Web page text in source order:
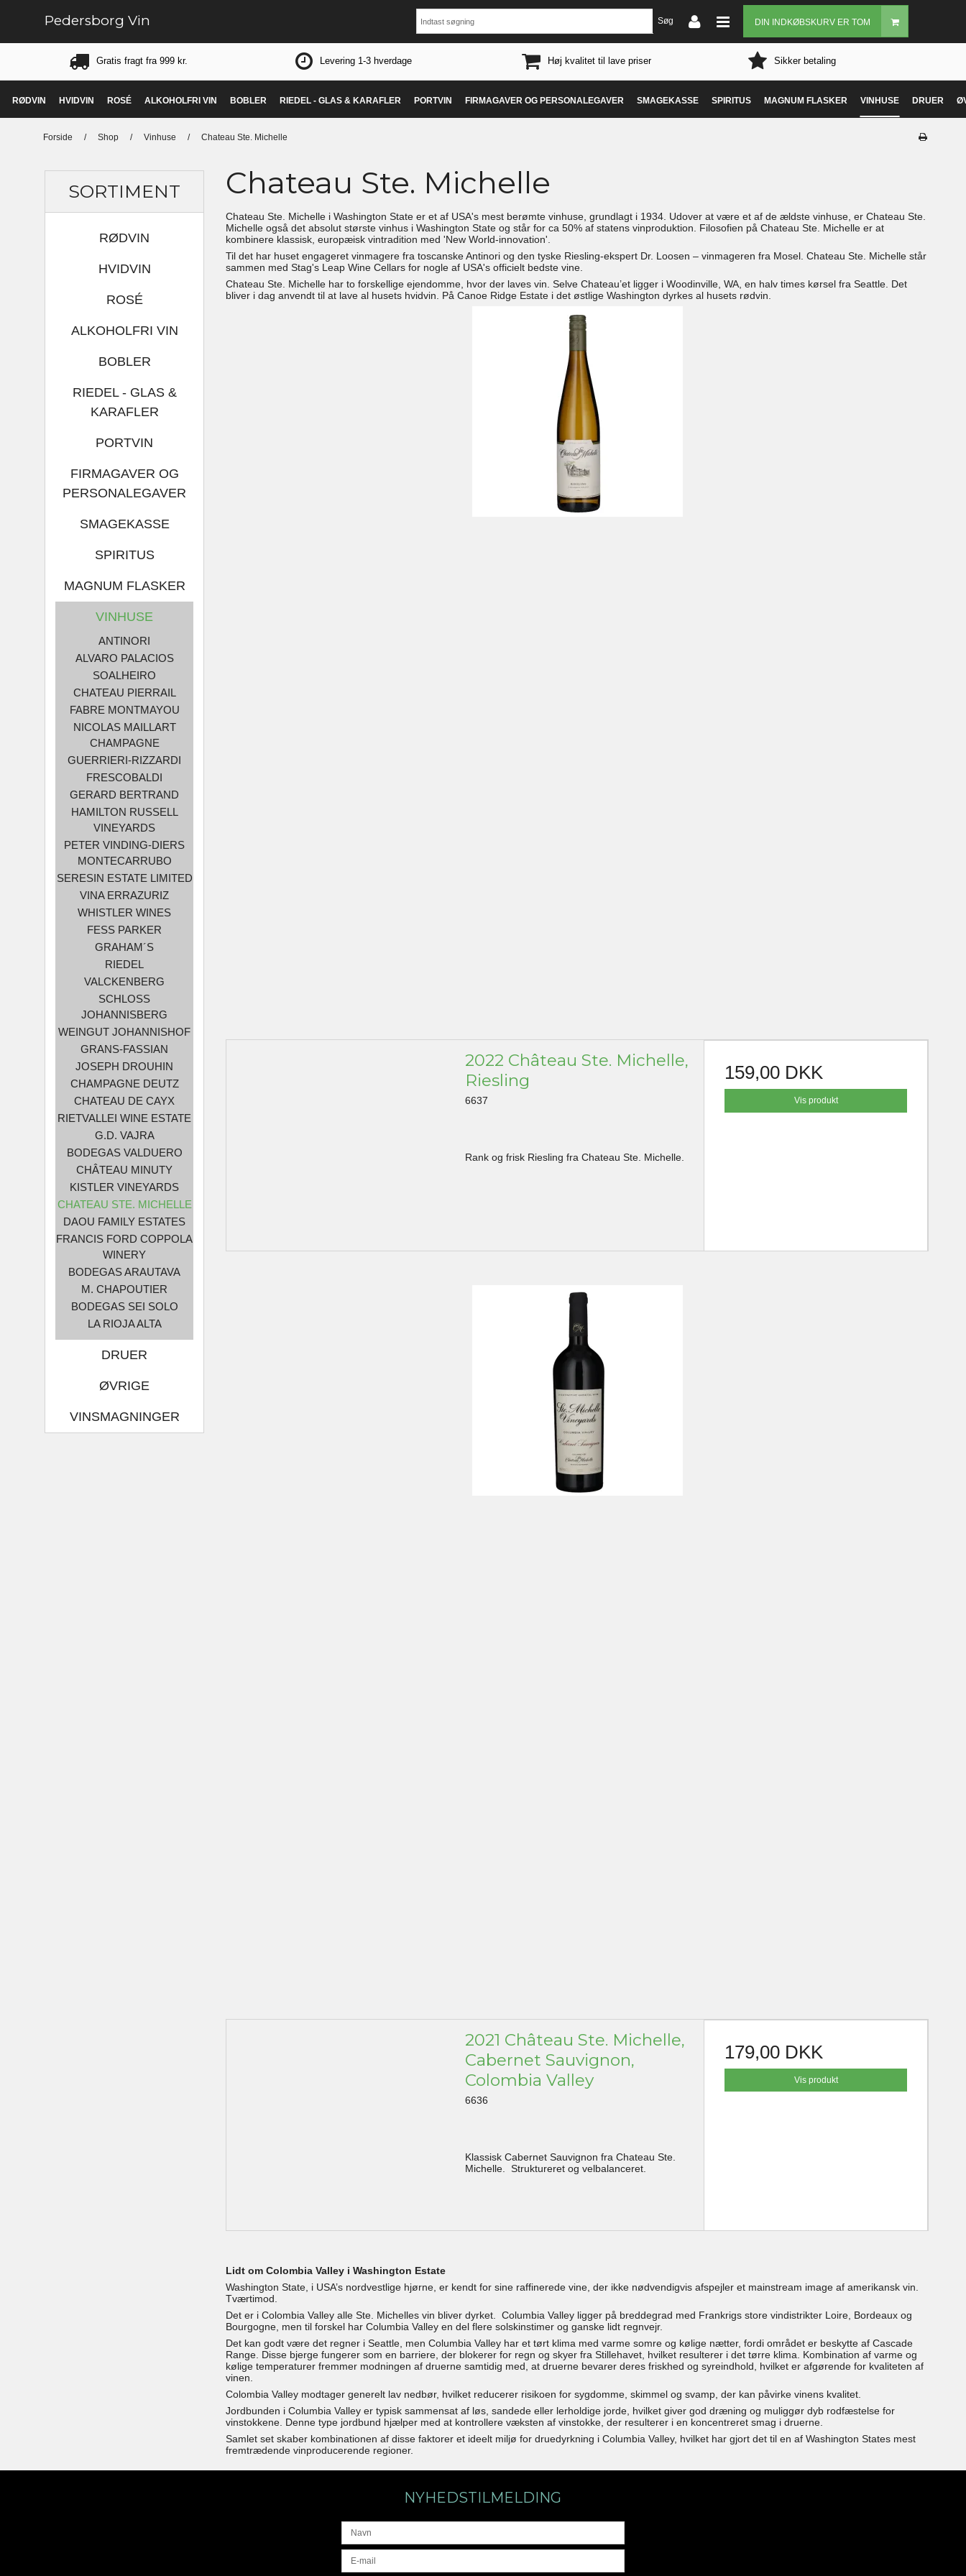
Pedersborg Vin DIN INDKØBSKURV ER TOM
Søg
Gratis fragt fra 999 kr. Levering 1-3 hverdage Høj kvalitet til lave priser Sikker betaling
RØDVIN HVIDVIN ROSÉ ALKOHOLFRI VIN BOBLER RIEDEL - GLAS & KARAFLER PORTVIN FIRMAGAVER OG PERSONALEGAVER SMAGEKASSE SPIRITUS MAGNUM FLASKER VINHUSE DRUER
Forside / Shop / Vinhuse / Chateau Ste. Michelle
SORTIMENT
RØDVIN
HVIDVIN
ROSÉ
ALKOHOLFRI VIN
BOBLER
RIEDEL - GLAS &
KARAFLER
PORTVIN
FIRMAGAVER OG
PERSONALEGAVER
SMAGEKASSE
SPIRITUS
MAGNUM FLASKER
VINHUSE
ANTINORI
ALVARO PALACIOS
SOALHEIRO
CHATEAU PIERRAIL
FABRE MONTMAYOU
NICOLAS MAILLART
CHAMPAGNE
GUERRIERI-RIZZARDI
FRESCOBALDI
GERARD BERTRAND
HAMILTON RUSSELL
VINEYARDS
PETER VINDING-DIERS
MONTECARRUBO
SERESIN ESTATE LIMITED
VINA ERRAZURIZ
WHISTLER WINES
FESS PARKER
GRAHAM´S
RIEDEL
VALCKENBERG
SCHLOSS
JOHANNISBERG
WEINGUT JOHANNISHOF
GRANS-FASSIAN
JOSEPH DROUHIN
CHAMPAGNE DEUTZ
CHATEAU DE CAYX
RIETVALLEI WINE ESTATE
G.D. VAJRA
BODEGAS VALDUERO
CHÂTEAU MINUTY
KISTLER VINEYARDS
CHATEAU STE. MICHELLE
DAOU FAMILY ESTATES
FRANCIS FORD COPPOLA
WINERY
BODEGAS ARAUTAVA
M. CHAPOUTIER
BODEGAS SEI SOLO
LA RIOJA ALTA
DRUER
ØVRIGE
VINSMAGNINGER
Chateau Ste. Michelle
Chateau Ste. Michelle i Washington State er et af USA's mest berømte vinhuse, grundlagt i 1934. Udover at være et af de ældste vinhuse, er Chateau Ste.
Michelle også det absolut største vinhus i Washington State og står for ca 50% af statens vinproduktion. Filosofien på Chateau Ste. Michelle er at
kombinere klassisk, europæisk vintradition med 'New World-innovation'.
Til det har huset engageret vinmagere fra toscanske Antinori og den tyske Riesling-ekspert Dr. Loosen – vinmageren fra Mosel. Chateau Ste. Michelle står
sammen med Stag's Leap Wine Cellars for nogle af USA's officielt bedste vine.
Chateau Ste. Michelle har to forskellige ejendomme, hvor der laves vin. Selve Chateau’et ligger i Woodinville, WA, en halv times kørsel fra Seattle. Det
bliver i dag anvendt til at lave al husets hvidvin. På Canoe Ridge Estate i det østlige Washington dyrkes al husets rødvin.
2022 Château Ste. Michelle,
Riesling
6637
Rank og frisk Riesling fra Chateau Ste. Michelle.
159,00 DKK
Vis produkt
2021 Château Ste. Michelle,
Cabernet Sauvignon,
Colombia Valley
6636
Klassisk Cabernet Sauvignon fra Chateau Ste.
Michelle. Struktureret og velbalanceret.
179,00 DKK
Vis produkt
Lidt om Colombia Valley i Washington Estate
Washington State, i USA’s nordvestlige hjørne, er kendt for sine raffinerede vine, der ikke nødvendigvis afspejler et mainstream image af amerikansk vin.
Tværtimod.
Det er i Colombia Valley alle Ste. Michelles vin bliver dyrket. Columbia Valley ligger på breddegrad med Frankrigs store vindistrikter Loire, Bordeaux og
Bourgogne, men til forskel har Columbia Valley en del flere solskinstimer og ganske lidt regnvejr.
Det kan godt være det regner i Seattle, men Columbia Valley har et tørt klima med varme somre og kølige nætter, fordi området er beskytte af Cascade
Range. Disse bjerge fungerer som en barriere, der blokerer for regn og skyer fra Stillehavet, hvilket resulterer i det tørre klima. Kombination af varme og
kølige temperaturer fremmer modningen af druerne samtidig med, at druerne bevarer deres friskhed og syreindhold, hvilket er afgørende for kvaliteten af ​​
vinen.
Colombia Valley modtager generelt lav nedbør, hvilket reducerer risikoen for sygdomme, skimmel og svamp, der kan påvirke vinens kvalitet.
Jordbunden i Columbia Valley er typisk sammensat af løs, sandede eller lerholdige jorde, hvilket giver god dræning og muliggør dyb rodfæstelse for
vinstokkene. Denne type jordbund hjælper med at kontrollere væksten af ​​vinstokke, der resulterer i en koncentreret smag i druerne.
Samlet set skaber kombinationen af disse faktorer et ideelt miljø for druedyrkning i Columbia Valley, hvilket har gjort det til en af Washington States mest
fremtrædende vinproducerende regioner.
NYHEDSTILMELDING